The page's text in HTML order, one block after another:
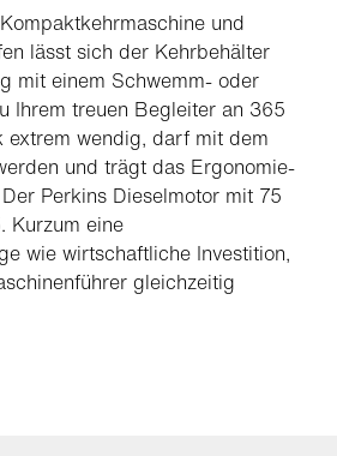
und
lässt sich der Kehrbehälter
mit einem Schwemm- oder
Ihrem treuen Begleiter an 365
extrem wendig, darf mit dem
und trägt das Ergonomie-
Perkins Dieselmotor mit 75
Kurzum eine
wie wirtschaftliche Investition,
gleichzeitig